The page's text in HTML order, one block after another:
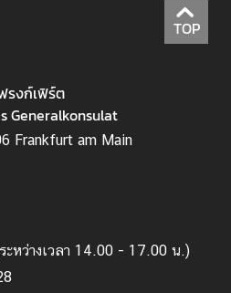
TOP
งก์เฟิร์ต
Generalkonsulat
Frankfurt am Main
หว่างเวลา 14.00 - 17.00 น.)